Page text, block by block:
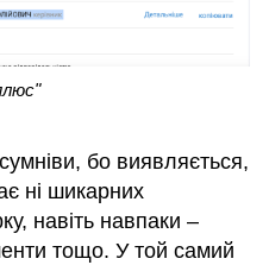
бо виявляється,
ні шикарних
навіть навпаки –
тощо. У той самий